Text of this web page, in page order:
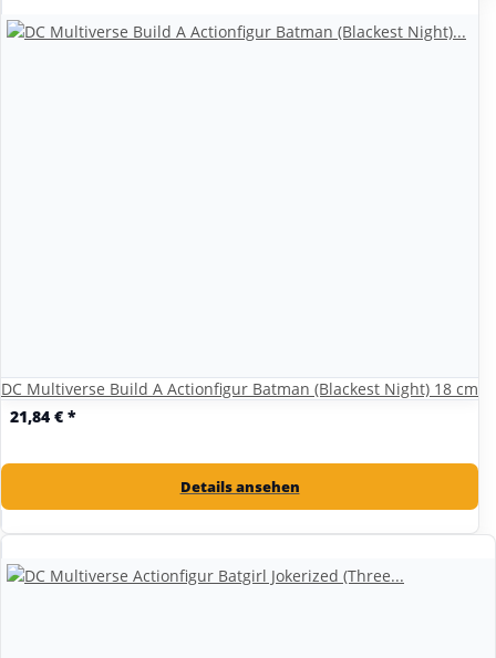
DC Multiverse Build A Actionfigur Batman (Blackest Night) 18 cm
21,84 € *
Details ansehen